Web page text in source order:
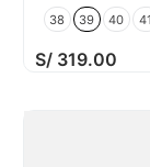
38 39 40 41
S/ 319.00